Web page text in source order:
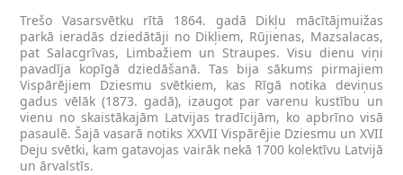
Trešo Vasarsvētku rītā 1864. gadā Dikļu mācītājmuižas
parkā ieradās dziedātāji no Dikļiem, Rūjienas, Mazsalacas,
pat Salacgrīvas, Limbažiem un Straupes. Visu dienu viņi
pavadīja kopīgā dziedāšanā. Tas bija sākums pirmajiem
Vispārējiem Dziesmu svētkiem, kas Rīgā notika deviņus
gadus vēlāk (1873. gadā), izaugot par varenu kustību un
vienu no skaistākajām Latvijas tradīcijām, ko apbrīno visā
pasaulē. Šajā vasarā notiks XXVII Vispārējie Dziesmu un XVII
Deju svētki, kam gatavojas vairāk nekā 1700 kolektīvu Latvijā
un ārvalstīs.